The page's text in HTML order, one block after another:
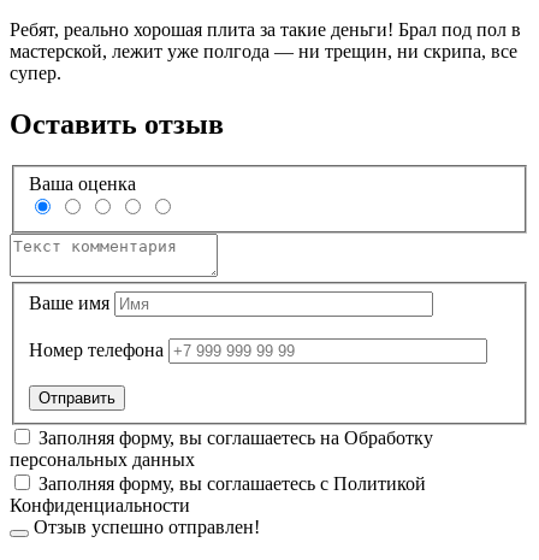
Ребят, реально хорошая плита за такие деньги! Брал под пол в
мастерской, лежит уже полгода — ни трещин, ни скрипа, все
супер.
Оставить отзыв
Ваша оценка
Ваше имя
Номер телефона
Заполняя форму, вы соглашаетесь на Обработку
персональных данных
Заполняя форму, вы соглашаетесь с Политикой
Конфиденциальности
Отзыв успешно отправлен!